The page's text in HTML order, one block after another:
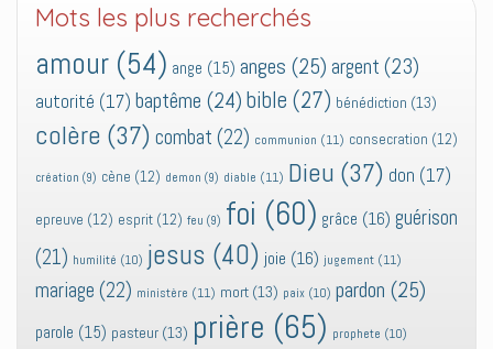
Mots les plus recherchés
amour (54) ange (15) anges (25) argent (23)
autorité (17) baptême (24) bible (27) bénédiction (13)
colère (37) combat (22) communion (11) consecration (12)
création (9) cène (12) demon (9) diable (11) Dieu (37) don (17)
epreuve (12) esprit (12) feu (9) foi (60) grâce (16) guérison
(21) humilité (10) jesus (40) joie (16) jugement (11)
mariage (22) ministère (11) mort (13) paix (10) pardon (25)
parole (15) pasteur (13) prière (65) prophete (10)